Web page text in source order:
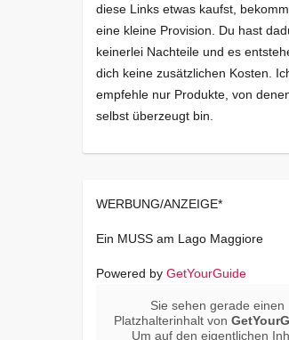
diese Links etwas kaufst,
eine kleine Provision. Du hast
keinerlei Nachteile und es
dich keine zusätzlichen Kosten.
empfehle nur Produkte, von
selbst überzeugt bin.
WERBUNG/ANZEIGE*
Ein MUSS am Lago Maggiore
Powered by GetYourGuide
Sie sehen gerade einen
Platzhalterinhalt von
Um auf den eigentlichen